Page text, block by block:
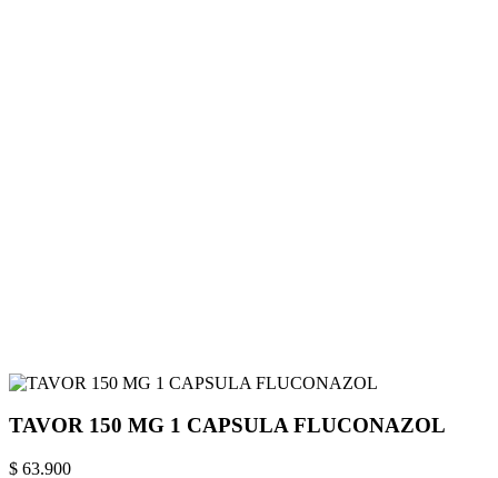
TAVOR 150 MG 1 CAPSULA FLUCONAZOL
$ 63.900